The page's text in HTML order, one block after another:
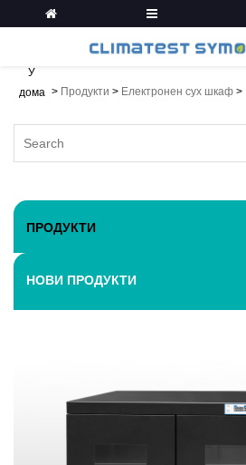
У
дома > Продукти > Електронен сух шкаф >
ПРОДУКТИ
НОВИ ПРОДУКТИ